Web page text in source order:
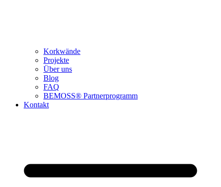
Korkwände
Projekte
Über uns
Blog
FAQ
BEMOSS® Partnerprogramm​
Kontakt